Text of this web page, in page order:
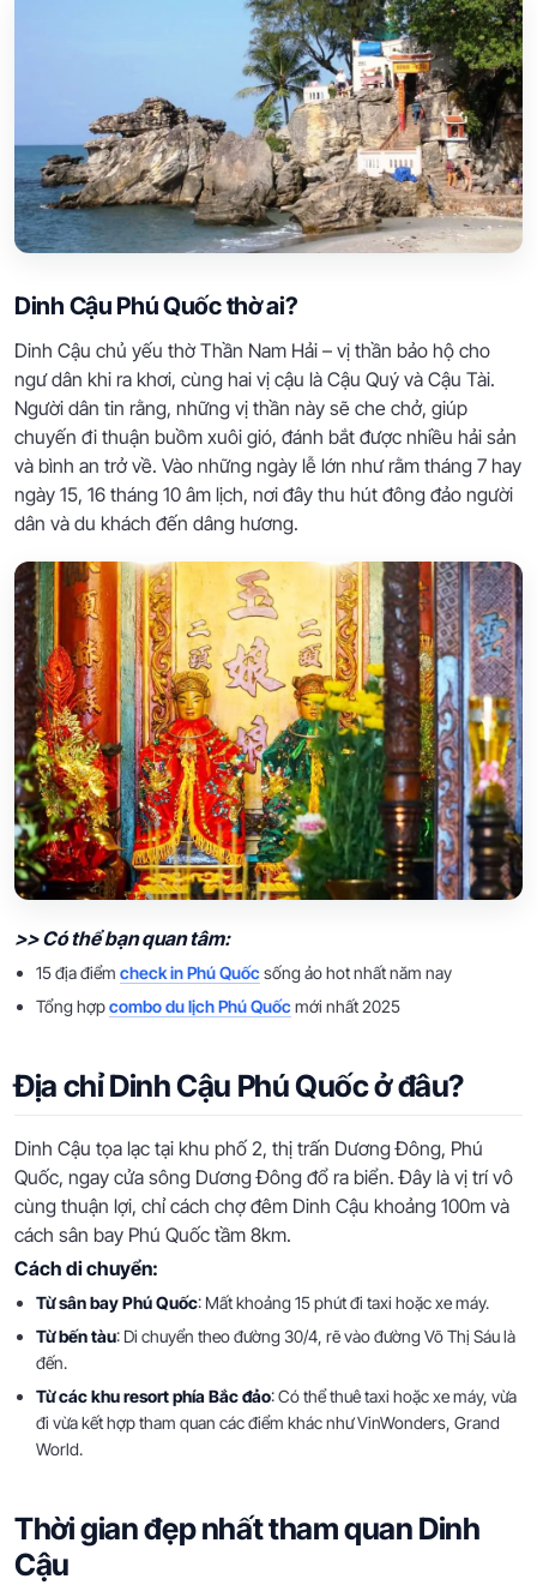
Dinh Cậu Phú Quốc thờ ai?
Dinh Cậu chủ yếu thờ Thần Nam Hải – vị thần bảo hộ cho
ngư dân khi ra khơi, cùng hai vị cậu là Cậu Quý và Cậu Tài.
Người dân tin rằng, những vị thần này sẽ che chở, giúp
chuyến đi thuận buồm xuôi gió, đánh bắt được nhiều hải sản
và bình an trở về. Vào những ngày lễ lớn như rằm tháng 7 hay
ngày 15, 16 tháng 10 âm lịch, nơi đây thu hút đông đảo người
dân và du khách đến dâng hương.
>> Có thể bạn quan tâm:
15 địa điểm check in Phú Quốcsống ảo hot nhất năm nay
Tổng hợpcombo du lịch Phú Quốcmới nhất 2025
Địa chỉ Dinh Cậu Phú Quốc ở đâu?
Dinh Cậu tọa lạc tại khu phố 2, thị trấn Dương Đông, Phú
Quốc, ngay cửa sông Dương Đông đổ ra biển. Đây là vị trí vô
cùng thuận lợi, chỉ cách chợ đêm Dinh Cậu khoảng 100m và
cách sân bay Phú Quốc tầm 8km.
Cách di chuyển:
Từ sân bay Phú Quốc: Mất khoảng 15 phút đi taxi hoặc xe máy.
Từ bến tàu: Di chuyển theo đường 30/4, rẽ vào đường Võ Thị Sáu là
đến.
Từ các khu resort phía Bắc đảo: Có thể thuê taxi hoặc xe máy, vừa
đi vừa kết hợp tham quan các điểm khác như VinWonders, Grand
World.
Thời gian đẹp nhất tham quan Dinh
Cậu